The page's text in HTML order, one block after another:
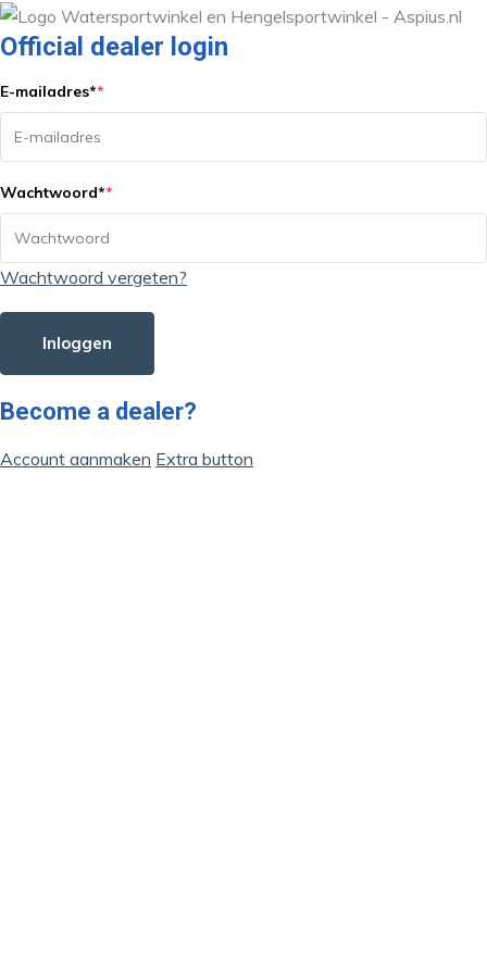
Official dealer login
E-mailadres**
Wachtwoord**
Wachtwoord vergeten?
Inloggen
Become a dealer?
Account aanmaken Extra button